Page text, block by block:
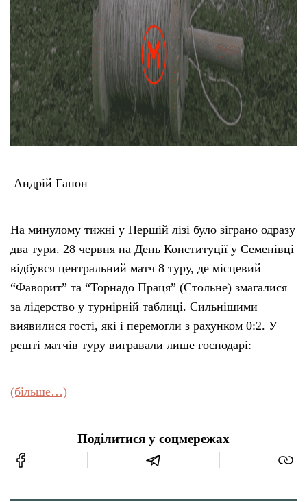
Андрій Гапон
На минулому тижні у Першій лізі було зіграно одразу
два тури. 28 червня на День Конституції у Семенівці
відбувся центральний матч 8 туру, де місцевий
“Фаворит” та “Торнадо Праця” (Стольне) змагалися
за лідерство у турнірній таблиці. Сильнішими
виявилися гості, які і перемогли з рахунком 0:2. У
решті матчів туру вигравали лише господарі:
(більше…)
Поділитися у соцмережах